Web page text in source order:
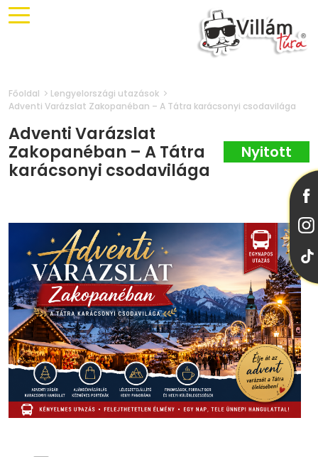
Főoldal
Lengyelországi utazások
Adventi Varázslat Zakopanéban – A Tátra karácsonyi csodavilága
Adventi Varázslat
Zakopanéban – A Tátra
karácsonyi csodavilága